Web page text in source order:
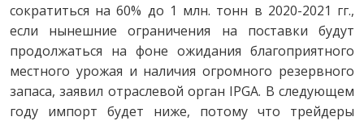
сократиться на 60% до 1 млн. тонн в 2020-2021 гг.,
если нынешние ограничения на поставки будут
продолжаться на фоне ожидания благоприятного
местного урожая и наличия огромного резервного
запаса, заявил отраслевой орган IPGA. В следующем
году импорт будет ниже, потому что трейдеры